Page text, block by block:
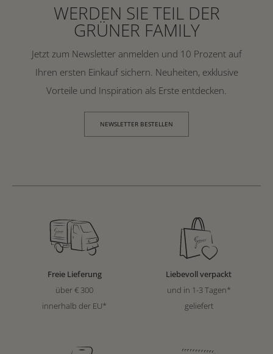
WERDEN SIE TEIL DER
GRÜNER FAMILY
Jetzt zum Newsletter anmelden und 10 Prozent auf
Ihren ersten Einkauf sichern. Neuheiten, exklusive
Vorteile und Inspiration als Erste entdecken.
NEWSLETTER BESTELLEN
Freie Lieferung
über € 300
innerhalb der EU*
Liebevoll verpackt
und in 1-3 Tagen*
geliefert